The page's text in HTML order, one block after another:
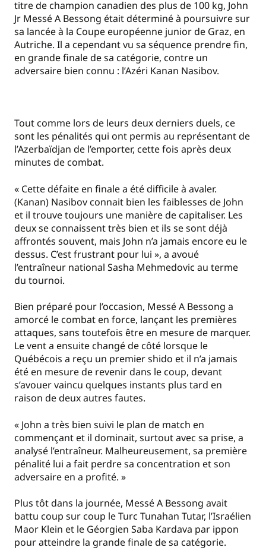
titre de champion canadien des plus de 100 kg, John
Jr Messé A Bessong était déterminé à poursuivre sur
sa lancée à la Coupe européenne junior de Graz, en
Autriche. Il a cependant vu sa séquence prendre fin,
en grande finale de sa catégorie, contre un
adversaire bien connu : l’Azéri Kanan Nasibov.
Tout comme lors de leurs deux derniers duels, ce
sont les pénalités qui ont permis au représentant de
l’Azerbaïdjan de l’emporter, cette fois après deux
minutes de combat.
« Cette défaite en finale a été difficile à avaler.
(Kanan) Nasibov connait bien les faiblesses de John
et il trouve toujours une manière de capitaliser. Les
deux se connaissent très bien et ils se sont déjà
affrontés souvent, mais John n’a jamais encore eu le
dessus. C’est frustrant pour lui », a avoué
l’entraîneur national Sasha Mehmedovic au terme
du tournoi.
Bien préparé pour l’occasion, Messé A Bessong a
amorcé le combat en force, lançant les premières
attaques, sans toutefois être en mesure de marquer.
Le vent a ensuite changé de côté lorsque le
Québécois a reçu un premier shido et il n’a jamais
été en mesure de revenir dans le coup, devant
s’avouer vaincu quelques instants plus tard en
raison de deux autres fautes.
« John a très bien suivi le plan de match en
commençant et il dominait, surtout avec sa prise, a
analysé l’entraîneur. Malheureusement, sa première
pénalité lui a fait perdre sa concentration et son
adversaire en a profité. »
Plus tôt dans la journée, Messé A Bessong avait
battu coup sur coup le Turc Tunahan Tutar, l’Israélien
Maor Klein et le Géorgien Saba Kardava par ippon
pour atteindre la grande finale de sa catégorie.